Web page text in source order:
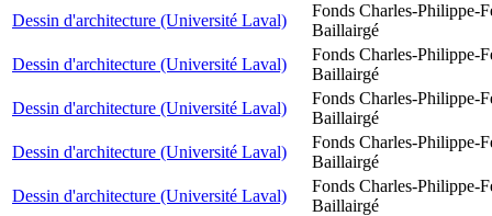
Dessin d'architecture (Université Laval)
Fonds Charles-Philippe-
Baillairgé
Dessin d'architecture (Université Laval)
Fonds Charles-Philippe-
Baillairgé
Dessin d'architecture (Université Laval)
Fonds Charles-Philippe-
Baillairgé
Dessin d'architecture (Université Laval)
Fonds Charles-Philippe-
Baillairgé
Dessin d'architecture (Université Laval)
Fonds Charles-Philippe-
Baillairgé